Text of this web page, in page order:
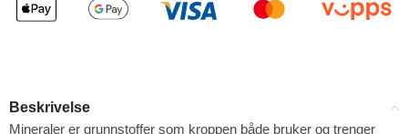
166.32
kr
164.64
4%
Beskrivelse
Mineraler er grunnstoffer som kroppen både bruker og trenger